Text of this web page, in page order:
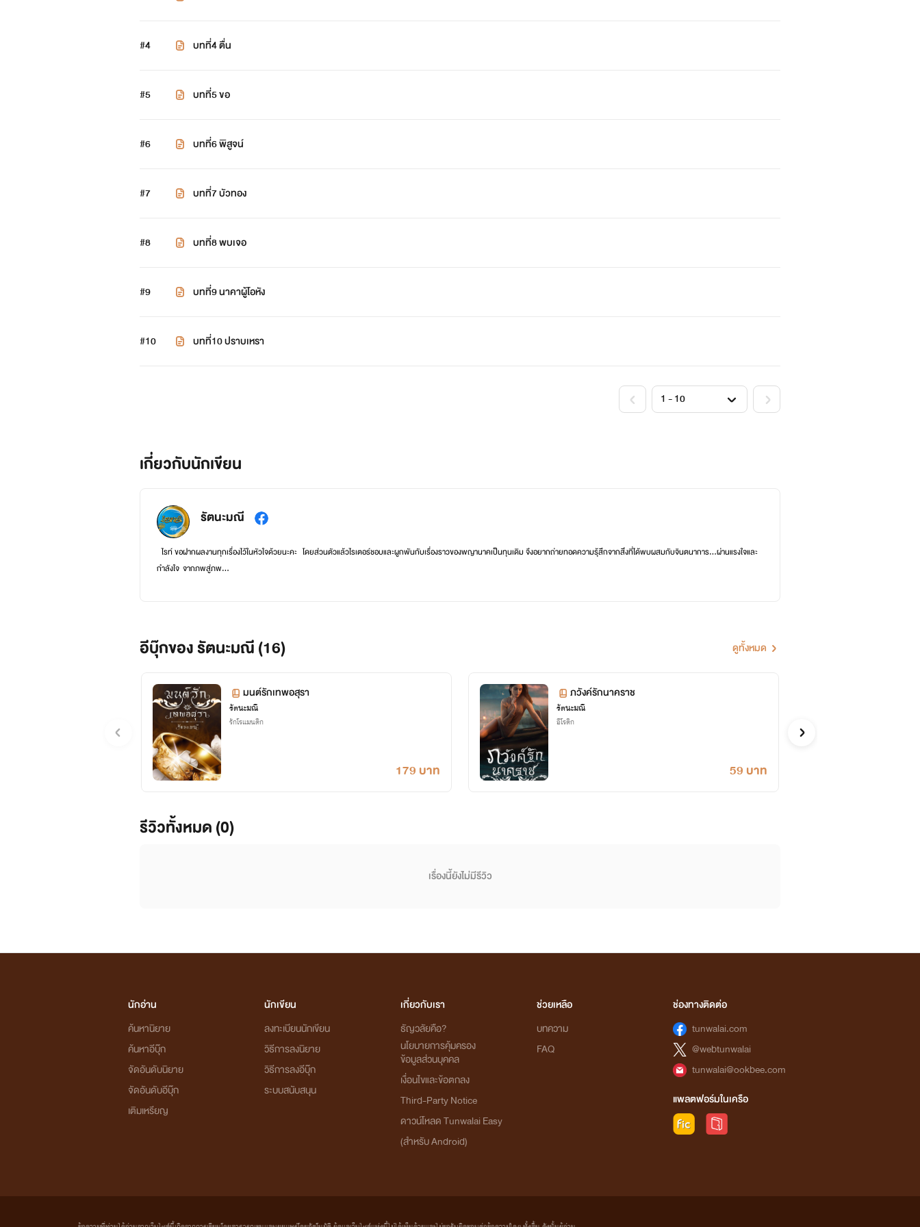
#4 บทที่4 ตื่น
#5 บทที่5 ขอ
#6 บทที่6 พิสูจน์
#7 บทที่7 บัวทอง
#8 บทที่8 พบเจอ
#9 บทที่9 นาคาผู้โอหัง
#10 บทที่10 ปราบเหรา
เกี่ยวกับนักเขียน
รัตนะมณี
ไรท์ ขอฝากผลงานทุกเรื่องไว้ในหัวใจด้วยนะคะ โดยส่วนตัวแล้วไรเตอร์ชอบและผูกพันกับเรื่องราวของพญานาคเป็นทุนเดิม จึงอยากถ่ายทอดความรุ้สึกจากสิ่งที่ได้พบผสมกับจินตนาการ...ผ่านแรงใจและ
กำลังใจ จากภพสู่ภพ...
ติดตามข่าวสารข้อมูล ทักทายกันได้ตามลิ้งเพจนี้เลยจร้า^^
https://www.facebook.com/%E0%B8%A3%E0%B8%B1%E0%B8%95%E0%B8%99%E0%B8%B0%E0%B8%A1%E0%B8%93%E0%B8%B5-1940789629496355/
..รัตนะมณี..
อีบุ๊กของ รัตนะมณี (16) ดูทั้งหมด
มนต์รักเทพอสุรา
รัตนะมณี
รักโรแมนติก
179 บาท
ภวังค์รักนาคราช
รัตนะมณี
อีโรติก
59 บาท
รีวิวทั้งหมด (0)
เรื่องนี้ยังไม่มีรีวิว
นักอ่าน
ค้นหานิยาย
ค้นหาอีบุ๊ก
จัดอันดับนิยาย
จัดอันดับอีบุ๊ก
เติมเหรียญ
นักเขียน
ลงทะเบียนนักเขียน
วิธีการลงนิยาย
วิธีการลงอีบุ๊ก
ระบบสนับสนุน
เกี่ยวกับเรา
ธัญวลัยคือ?
นโยบายการคุ้มครอง
ข้อมูลส่วนบุคคล
เงื่อนไขและข้อตกลง
Third-Party Notice
ดาวน์โหลด Tunwalai Easy
(สำหรับ Android)
ช่วยเหลือ
บทความ
FAQ
ช่องทางติดต่อ
tunwalai.com
@webtunwalai
tunwalai@ookbee.com
แพลตฟอร์มในเครือ